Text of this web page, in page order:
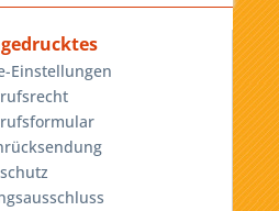
Einstellungen